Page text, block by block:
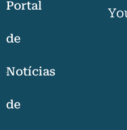
Portal
de
Notícias
de